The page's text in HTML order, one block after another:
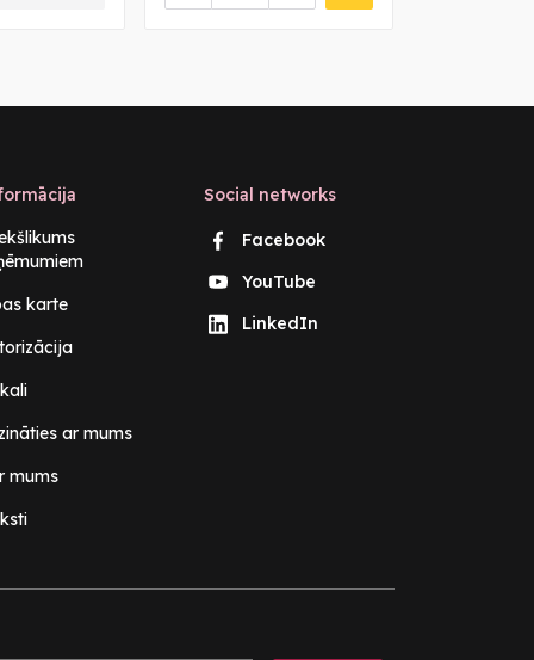
karte
ar mums
mums
Social networks
Facebook
YouTube
LinkedIn